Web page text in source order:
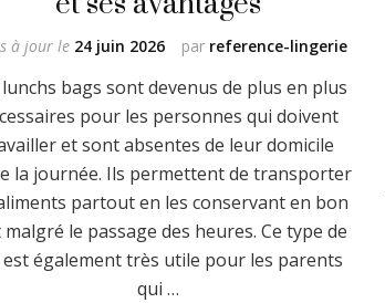
par reference-lingerie
à jour le 24 juin 2026
lunchs bags sont devenus de plus en plus
pour les personnes qui doivent
et sont absentes de leur domicile
la journée. Ils permettent de transporter
partout en les conservant en bon
le passage des heures. Ce type de
est également très utile pour les parents
qui …